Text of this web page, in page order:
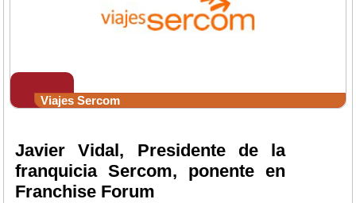
Viajes Sercom
Javier Vidal, Presidente de la
franquicia Sercom, ponente en
Franchise Forum